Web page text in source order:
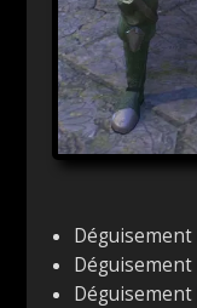
Déguisement
Déguisement
Déguisement